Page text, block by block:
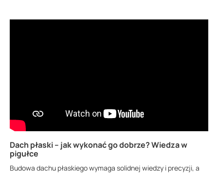
Dach płaski – jak wykonać go dobrze? Wiedza w
pigułce
Budowa dachu płaskiego wymaga solidnej wiedzy i precyzji, a